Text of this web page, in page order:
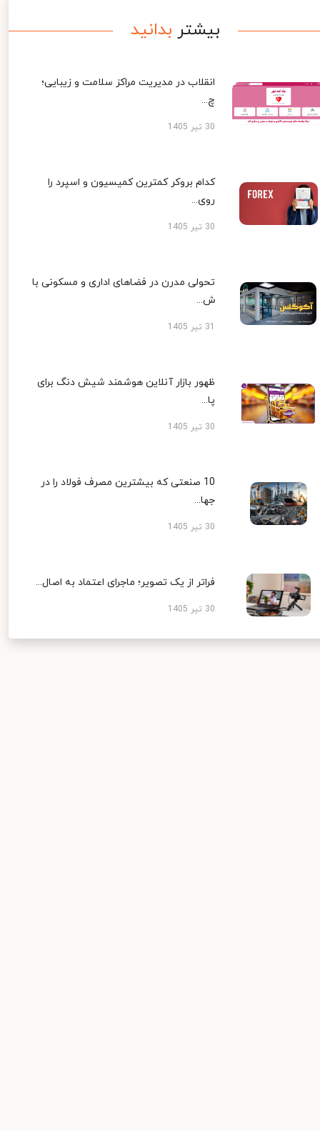
بیشتر بدانید
انقلاب در مدیریت مراکز سلامت و زیبایی؛
چ...
30 تیر 1405
کدام بروکر کمترین کمیسیون و اسپرد را
روی...
30 تیر 1405
تحولی مدرن در فضاهای اداری و مسکونی با
ش...
ظهور بازار آنلاین هوشمند شیش دنگ برای
پا...
30 تیر 1405
10 صنعتی که بیشترین مصرف فولاد را در
جها...
30 تیر 1405
فراتر از یک تصویر؛ ماجرای اعتماد به اصال...
30 تیر 1405